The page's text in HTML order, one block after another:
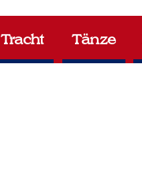
Tracht Tänze